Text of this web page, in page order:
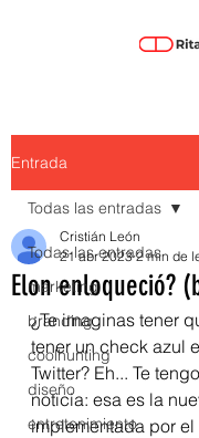
Entrada
Todas las entradas
marketing
branding
coolhunting
diseño
entretenimiento
Todas las entradas
Elon enloqueció?
Cristián León
21 abr 2023 2 min de
¿Te imaginas tener
tener un check azul
Twitter? Eh... Te
noticia: esa es la
implementada por